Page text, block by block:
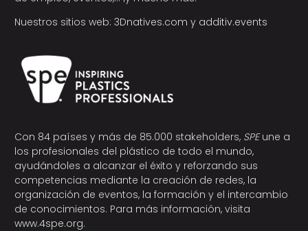
Nuestros sitios web: 3Dnatives.com y additiv.events
Con 84 países y más de 85.000 stakeholders, SPEune a
los profesionales del plástico de todo el mundo,
ayudándoles a alcanzar el éxito y reforzando sus
competencias mediante la creación de redes, la
organización de eventos, la formación y el intercambio
de conocimientos. Para más información, visita
www.4spe.org.